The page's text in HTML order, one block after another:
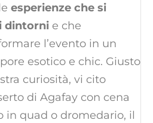
esperienze che si
dintorni e che
l’evento in un
esotico e chic. Giusto
curiosità, vi cito
di Agafay con cena
in quad o dromedario, il